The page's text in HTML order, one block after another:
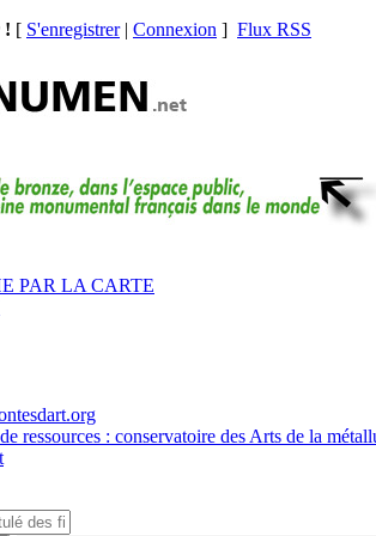
! [ S'enregistrer| Connexion ] Flux RSS
PAR LA CARTE
ressources : conservatoire des Arts de la